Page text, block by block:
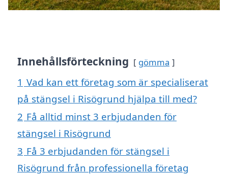
Innehållsförteckning gömma
1 Vad kan ett företag som är specialiserat
på stängsel i Risögrund hjälpa till med?
2 Få alltid minst 3 erbjudanden för
stängsel i Risögrund
3 Få 3 erbjudanden för stängsel i
Risögrund från professionella företag